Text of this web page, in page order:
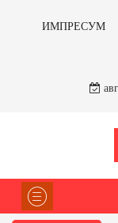
ИМПРЕСУМ